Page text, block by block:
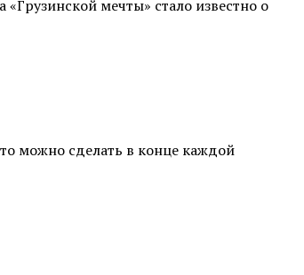
мечты» стало известно о
можно сделать в конце каждой